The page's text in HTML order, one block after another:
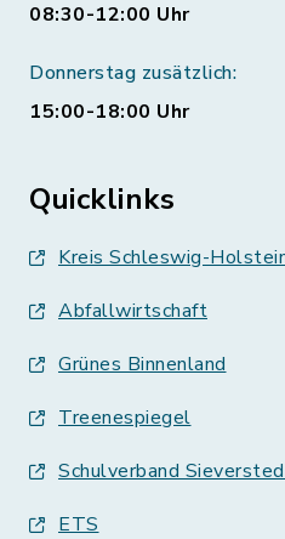
08:30-12:00 Uhr
Donnerstag zusätzlich:
15:00-18:00 Uhr
Quicklinks
Kreis Schleswig-
Abfallwirtschaft
Grünes Binnenland
Treenespiegel
Schulverband
ETS